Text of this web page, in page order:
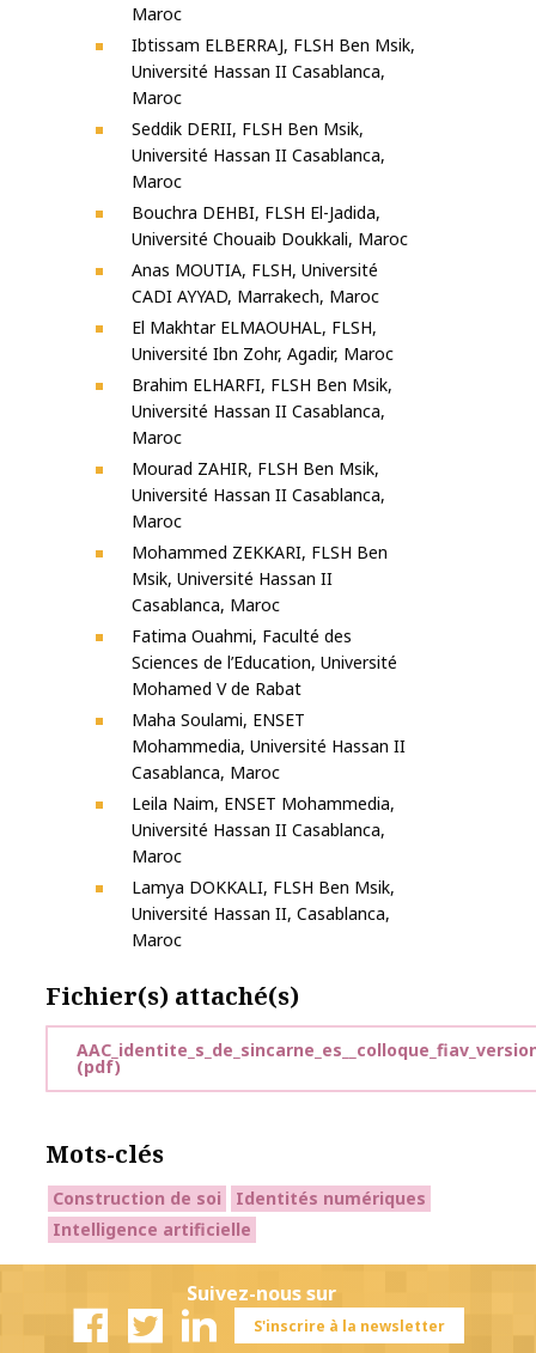
Maroc
Ibtissam ELBERRAJ, FLSH Ben Msik,
Université Hassan II Casablanca,
Maroc
Seddik DERII, FLSH Ben Msik,
Université Hassan II Casablanca,
Maroc
Bouchra DEHBI, FLSH El-Jadida,
Université Chouaib Doukkali, Maroc
Anas MOUTIA, FLSH, Université
CADI AYYAD, Marrakech, Maroc
El Makhtar ELMAOUHAL, FLSH,
Université Ibn Zohr, Agadir, Maroc
Brahim ELHARFI, FLSH Ben Msik,
Université Hassan II Casablanca,
Maroc
Mourad ZAHIR, FLSH Ben Msik,
Université Hassan II Casablanca,
Maroc
Mohammed ZEKKARI, FLSH Ben
Msik, Université Hassan II
Casablanca, Maroc
Fatima Ouahmi, Faculté des
Sciences de l’Education, Université
Mohamed V de Rabat
Maha Soulami, ENSET
Mohammedia, Université Hassan II
Casablanca, Maroc
Leila Naim, ENSET Mohammedia,
Université Hassan II Casablanca,
Maroc
Lamya DOKKALI, FLSH Ben Msik,
Université Hassan II, Casablanca,
Maroc
Fichier(s) attaché(s)
(pdf)
Mots-clés
Construction de soi
Identités numériques
Intelligence artificielle
Suivez-nous sur
S'inscrire à la newsletter